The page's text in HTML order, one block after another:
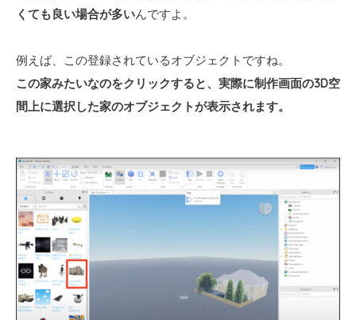
くても良い場合が多いんですよ。
例えば、この登録されているオブジェクトですね。
この家みたいなのをクリックすると、実際に制作画面の3D空
間上に選択した家のオブジェクトが表示されます。